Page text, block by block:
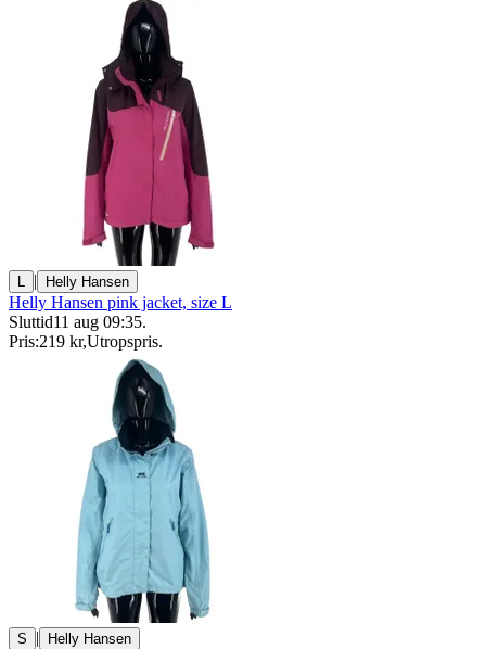
L | Helly Hansen
Helly Hansen pink jacket, size L
Sluttid11 aug 09:35.
Pris:219 kr,Utropspris.
S | Helly Hansen